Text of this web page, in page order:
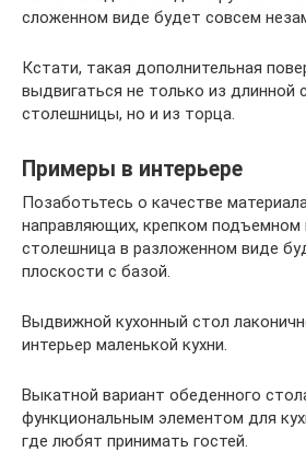
сложенном виде будет совсем
Кстати, такая дополнительная
выдвигаться не только из длинной
столешницы, но и из торца.
Примеры в интерьере
Позаботьтесь о качестве
направляющих, крепком подъемном
столешница в разложенном виде
плоскости с базой.
Выдвижной кухонный стол
интерьер маленькой кухни.
Выкатной вариант обеденного
функциональным элементом для
где любят принимать гостей.